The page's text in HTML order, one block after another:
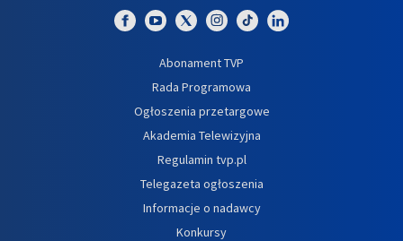
Abonament TVP
Rada Programowa
Ogłoszenia przetargowe
Akademia Telewizyjna
Regulamin tvp.pl
Telegazeta ogłoszenia
Informacje o nadawcy
Konkursy